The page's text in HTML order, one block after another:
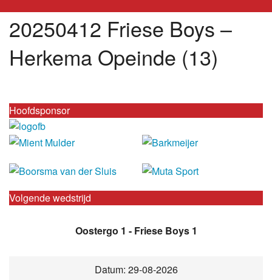
20250412 Friese Boys –
Herkema Opeinde (13)
Hoofdsponsor
Volgende wedstrijd
Oostergo 1 - Friese Boys 1
Datum: 29-08-2026